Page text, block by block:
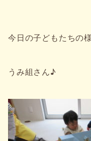
今日の子どもたちの
うみ組さん♪